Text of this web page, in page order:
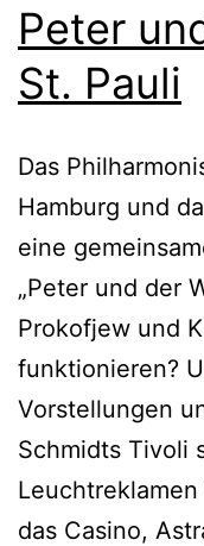
Peter
St. Pauli
Das
Hamburg und
eine
„Peter und der
Prokofjew und
funktionieren?
Vorstellungen
Schmidts Tivoli
das Casino,